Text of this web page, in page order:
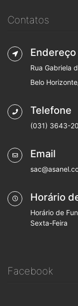
Contatos
Endereço
Rua Gabriela
Belo
Telefone
(031) 3643-
Email
Horário
Horário de
Sexta-Feira
Facebook